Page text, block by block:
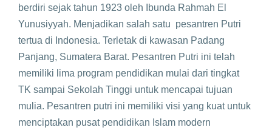
berdiri sejak tahun 1923 oleh Ibunda Rahmah El
Yunusiyyah. Menjadikan salah satu pesantren Putri
tertua di Indonesia. Terletak di kawasan Padang
Panjang, Sumatera Barat. Pesantren Putri ini telah
memiliki lima program pendidikan mulai dari tingkat
TK sampai Sekolah Tinggi untuk mencapai tujuan
mulia. Pesantren putri ini memiliki visi yang kuat untuk
menciptakan pusat pendidikan Islam modern